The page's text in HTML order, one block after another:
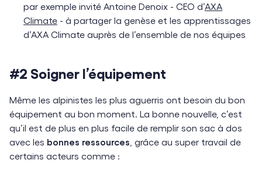
par exemple invité Antoine Denoix - CEO d’AXA
Climate - à partager la genèse et les apprentissages
d’AXA Climate auprès de l’ensemble de nos équipes
#2 Soigner l’équipement
Même les alpinistes les plus aguerris ont besoin du bon
équipement au bon moment. La bonne nouvelle, c’est
qu’il est de plus en plus facile de remplir son sac à dos
avec les bonnes ressources , grâce au super travail de
certains acteurs comme :